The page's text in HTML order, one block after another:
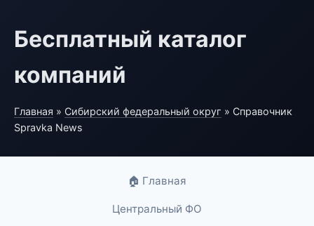
Бесплатный каталог
компаний
Главная » Сибирский федеральный округ » Справочник
Spravka News
🏠 Главная
Центральный ФО